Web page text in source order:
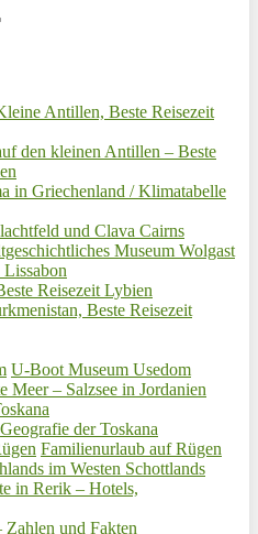
Antillen, Beste Reisezeit
den kleinen Antillen – Beste
in Griechenland / Klimatabelle
und Clava Cairns
Museum Wolgast
Reisezeit Lybien
Beste Reisezeit
U-Boot Museum Usedom
Meer – Salzsee in Jordanien
Geografie der Toskana
Familienurlaub auf Rügen
im Westen Schottlands
in Rerik – Hotels,
Zahlen und Fakten